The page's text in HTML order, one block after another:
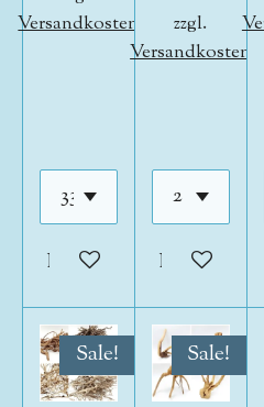
Versandkosten
In den Warenkorb
zzgl.
Versandkosten
In den
Sale! Sale!